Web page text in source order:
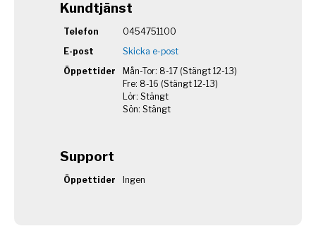
Kundtjänst
Telefon
0454751100
E-post
Skicka e-post
Öppettider
Mån-Tor: 8-17 (Stängt 12-13)
Fre: 8-16 (Stängt 12-13)
Lör: Stängt
Sön: Stängt
Support
Öppettider Ingen